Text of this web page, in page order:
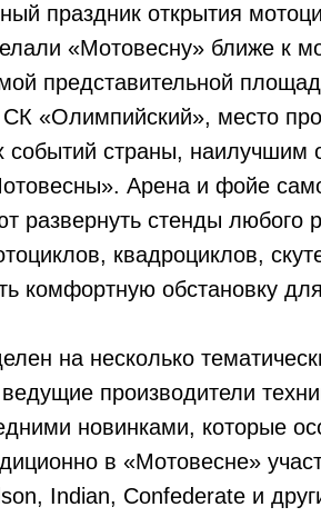
праздник открытия
«Мотовесну» ближе к
представительной
«Олимпийский», место
страны, наилучшим
Арена и фойе
развернуть стенды
квадроциклов,
комфортную обстановку
на несколько
производители
новинками, которые
в «Мотовесне»
Indian, Confederate и